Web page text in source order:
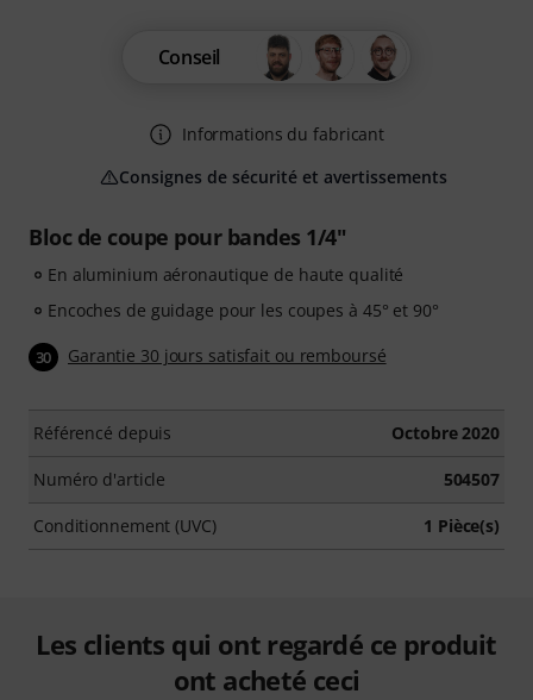
Bloc de coupe pour bandes 1/4"
En aluminium aéronautique de haute qualité
Encoches de guidage pour les coupes à 45° et 90°
30 Garantie 30 jours satisfait ou remboursé
Référencé depuis Octobre 2020
Numéro d'article 504507
Conditionnement (UVC) 1 Pièce(s)
Conseil
Informations du fabricant
Consignes de sécurité et avertissements
Les clients qui ont regardé ce produit
ont acheté ceci